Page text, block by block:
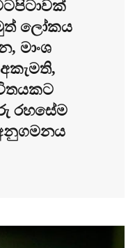
ලෝකය
මාංශ
රහසේම
අනුගමනය